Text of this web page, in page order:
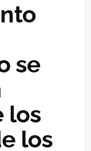
se
los
los